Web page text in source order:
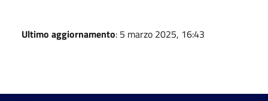
Ultimo aggiornamento: 5 marzo 2025, 16:43